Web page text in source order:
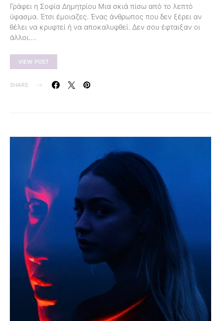
Γράφει η Σοφία Δημητρίου Μια σκιά πίσω από το λεπτό
ύφασμα. Έτσι έμοιαζες. Ένας άνθρωπος που δεν ξέρει αν
θέλει να κρυφτεί ή να αποκαλυφθεί. Δεν σου έφταιξαν οι
άλλοι.…
VIEW POST
SHARE